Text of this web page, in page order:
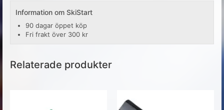
Information om SkiStart
90 dagar öppet köp
Fri frakt över 300 kr
Relaterade produkter